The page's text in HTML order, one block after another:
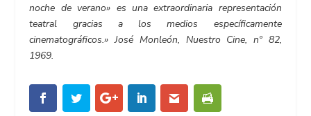
noche de verano» es una extraordinaria representación
teatral gracias a los medios específicamente
cinematográficos.» José Monleón, Nuestro Cine, nº 82,
1969.